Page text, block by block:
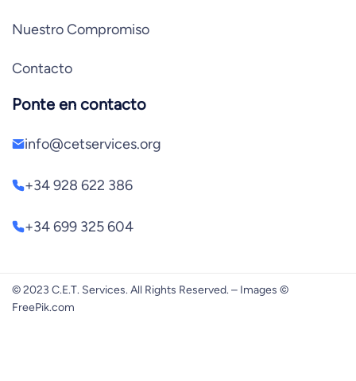
Nuestro Compromiso
Contacto
Ponte en contacto
info@cetservices.org
+34 928 622 386
+34 699 325 604
© 2023 C.E.T. Services. All Rights Reserved. – Images ©
FreePik.com